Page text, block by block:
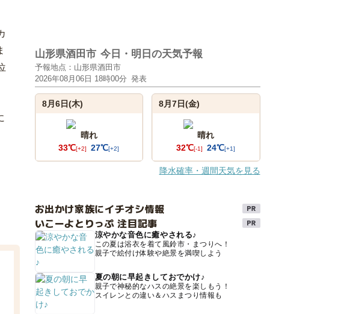
山形県酒田市 今日・明日の天気予報
予報地点：山形県酒田市
2026年08月06日 18時00分 発表
8月6日(木)
晴れ
33℃[+2] 27℃[+2]
8月7日(金)
晴れ
32℃[-1] 24℃[+1]
降水確率・週間天気を見る
お出かけ家族にイチオシ情報
いこーよとりっぷ 注目記事
涼やかな音色に癒やされる♪
この夏は浴衣を着て風鈴市・まつりへ！
親子で絵付け体験や絶景を満喫しよう
夏の朝に早起きしておでかけ♪
親子で神秘的なハスの絶景を楽しもう！
スイレンとの違い＆ハスまつり情報も